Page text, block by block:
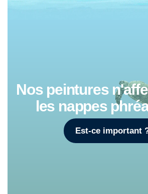
Nos peintures
les nappes
Est-ce important